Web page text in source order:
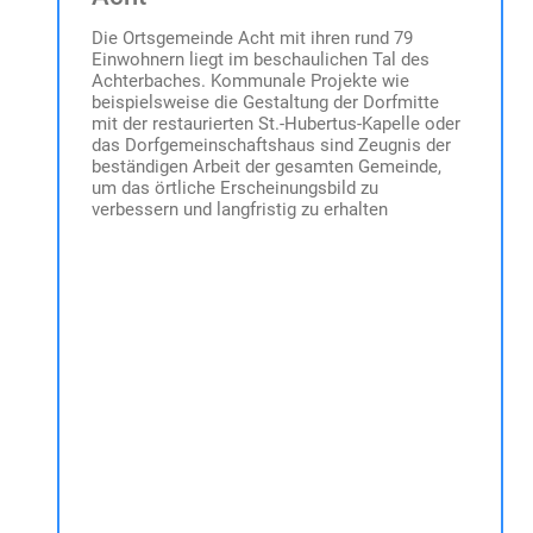
Verbandsrat Manfred Breitsameter Verbandsrat
Georg Endres Verbandsrat Stefan Gottschalk
Verbandsrätin Katharina Kiegerl
Die Ortsgemeinde Acht mit ihren rund 79
Einwohnern liegt im beschaulichen Tal des
Achterbaches. Kommunale Projekte wie
beispielsweise die Gestaltung der Dorfmitte
mit der restaurierten St.-Hubertus-Kapelle oder
das Dorfgemeinschaftshaus sind Zeugnis der
beständigen Arbeit der gesamten Gemeinde,
um das örtliche Erscheinungsbild zu
verbessern und langfristig zu erhalten